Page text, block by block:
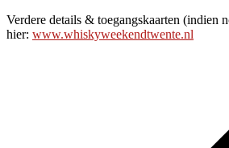
Verdere details & toegangskaarten (indien
hier: www.whiskyweekendtwente.nl